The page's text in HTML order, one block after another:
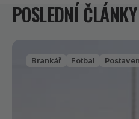
POSLEDNÍ ČLÁNKY
Brankář Fotbal